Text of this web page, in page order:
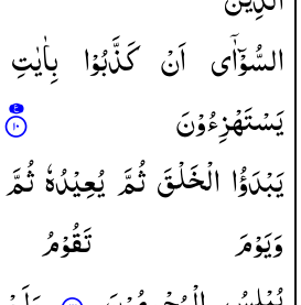
السُّوْٓاٰۤی اَنْ كَذَّبُوْا بِاٰیٰتِ
یَسْتَهْزِءُوْنَ
یَبْدَؤُا الْخَلْقَثُمَّیُعِیْدُهٗثُمَّ
وَیَوْمَ
تَقُوْمُ